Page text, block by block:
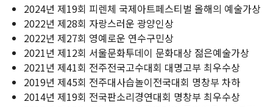
2024년 제19회 피렌체 국제아트페스티벌 올해의 예술가상
2022년 제28회 자랑스러운 광양인상
2022년 제27회 영예로운 연수구민상
2021년 제12회 서울문화투데이 문화대상 젊은예술가상
2021년 제41회 전주전국고수대회 대명고부 최우수상
2019년 제45회 전주대사습놀이전국대회 명창부 차하
2014년 제19회 전국판소리경연대회 명창부 최우수상